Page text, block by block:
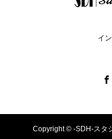
イ
Copyright ©-SDH-スタ